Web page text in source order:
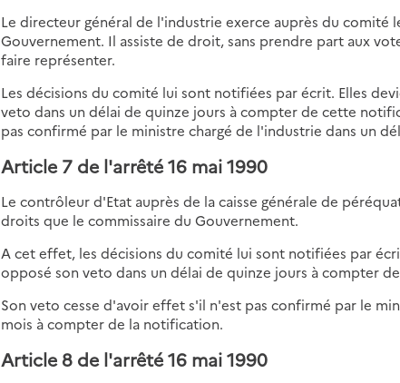
Le directeur général de l'industrie exerce auprès du comité
Gouvernement. Il assiste de droit, sans prendre part aux
faire représenter.
Les décisions du comité lui sont notifiées par écrit. Elles
veto dans un délai de quinze jours à compter de cette
pas confirmé par le ministre chargé de l'industrie dans un
Article 7 de l'arrêté 16 mai 1990
Le contrôleur d'Etat auprès de la caisse générale de
droits que le commissaire du Gouvernement.
A cet effet, les décisions du comité lui sont notifiées par
opposé son veto dans un délai de quinze jours à compter
Son veto cesse d'avoir effet s'il n'est pas confirmé par le
mois à compter de la notification.
Article 8 de l'arrêté 16 mai 1990